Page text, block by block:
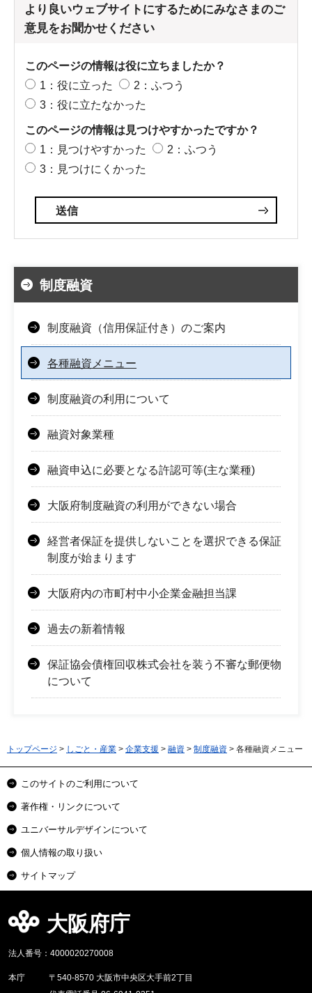
より良いウェブサイトにするためにみなさまのご
意見をお聞かせください
このページの情報は役に立ちましたか？
1：役に立った
2：ふつう
3：役に立たなかった
このページの情報は見つけやすかったですか？
1：見つけやすかった
2：ふつう
3：見つけにくかった
制度融資
制度融資（信用保証付き）のご案内
各種融資メニュー
制度融資の利用について
融資対象業種
融資申込に必要となる許認可等(主な業種)
大阪府制度融資の利用ができない場合
経営者保証を提供しないことを選択できる保証
制度が始まります
大阪府内の市町村中小企業金融担当課
過去の新着情報
保証協会債権回収株式会社を装う不審な郵便物
について
トップページ > しごと・産業 > 企業支援 > 融資 > 制度融資 > 各種融資メニュー
このサイトのご利用について
著作権・リンクについて
ユニバーサルデザインについて
個人情報の取り扱い
サイトマップ
大阪府庁
法人番号：4000020270008
本庁
〒540-8570 大阪市中央区大手前2丁目